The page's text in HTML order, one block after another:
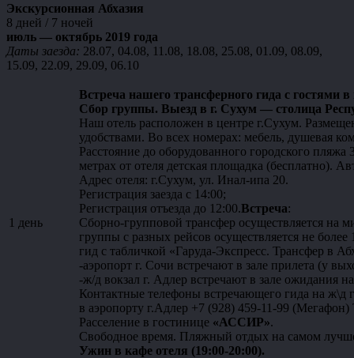
Экскурсионная Абхазия
8 дней / 7 ночей
июль — октябрь 2019 года
Даты заезда: 28.07, 04.08, 11.08, 18.08, 25.08, 01.09, 08.09,
15.09, 22.09, 29.09, 06.10
1 день
Встреча нашего трансферного гида с гостями
Сбор группы. Выезд в г. Сухум — столица
Наш отель расположен в центре г.Сухум.
удобствами. Во всех номерах: мебель, душевая
Расстояние до оборудованного городского
метрах от отеля детская площадка (бесплатно).
Адрес отеля: г.Сухум, ул. Инал-ипа 20.
Регистрация заезда с 14:00;
Регистрация отъезда до 12:00.Встреча:
Сборно-групповой трансфер осуществляется на
группы с разных рейсов осуществляется не
гид с табличкой «Гаруда-Экспресс. Трансфер в
-аэропорт г. Сочи встречают в зале прилета (у
-ж/д вокзал г. Адлер встречают в зале ожидания
Контактные телефоны встречающего гида на ж\д
в аэропорту г.Адлер +7 (928) 459-11-99
Расселение в гостинице «АССИР».
Свободное время. Пляжный отдых на самом
Ужин в кафе отеля (19:00-20:00).